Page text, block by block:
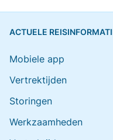
ACTUELE
Mobiele app
Vertrektijden
Storingen
Werkzaamheden